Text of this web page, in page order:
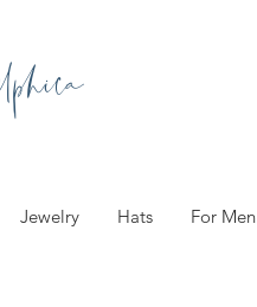
Jewelry Hats For Men